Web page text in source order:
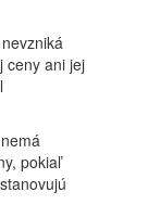
ceny ani jej
pokiaľ